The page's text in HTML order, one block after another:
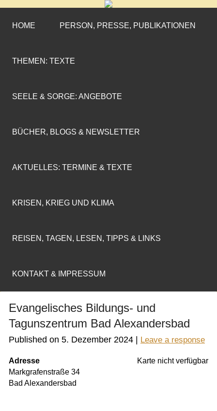
CORNELIA COENEN-
MARX
»ENGAGEMENT MIT PROFIL«
HOME PERSON, PRESSE, PUBLIKATIONEN
THEMEN: TEXTE
SEELE & SORGE: ANGEBOTE
BÜCHER, BLOGS & NEWSLETTER
AKTUELLES: TERMINE & TEXTE
KRISEN, KRIEG UND KLIMA
REISEN, TAGEN, LESEN, TIPPS & LINKS
KONTAKT & IMPRESSUM
Evangelisches Bildungs- und
Tagunszentrum Bad Alexandersbad
Published on 5. Dezember 2024| Leave a response
Karte nicht verfügbar
Adresse
Markgrafenstraße 34
Bad Alexandersbad